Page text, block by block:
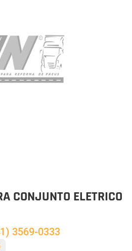
CONJUNTO ELETRICO
3569-0333